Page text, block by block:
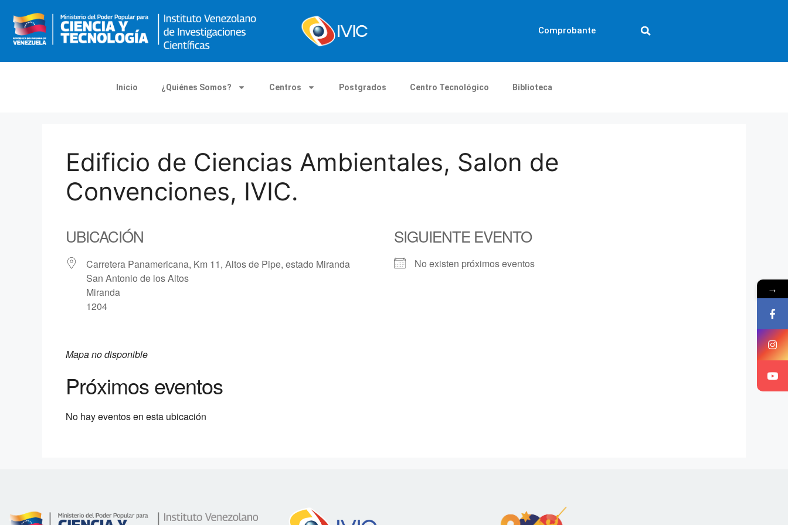
Comprobante
Inicio ¿Quiénes Somos? Centros Postgrados Centro Tecnológico Biblioteca
Edificio de Ciencias Ambientales, Salon de
Convenciones, IVIC.
UBICACIÓN
Carretera Panamericana, Km 11, Altos de Pipe, estado Miranda
San Antonio de los Altos
Miranda
1204
SIGUIENTE EVENTO
No existen próximos eventos
Mapa no disponible
Próximos eventos
No hay eventos en esta ubicación
→